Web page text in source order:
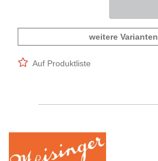
weitere Varianten
Auf Produktliste